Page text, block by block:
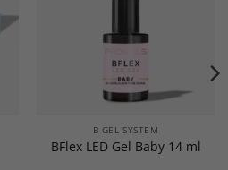
B GEL SYSTEM
BFlex LED Gel Baby 14 ml